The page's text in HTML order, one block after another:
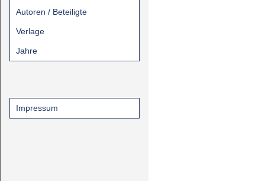
Autoren / Beteiligte
Verlage
Jahre
Impressum